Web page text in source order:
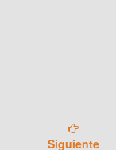
Siguiente